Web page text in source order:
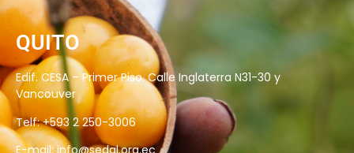
QUITO
Edif. CESA – Primer Piso. Calle Inglaterra N31-30 y
Vancouver
Telf: +593 2 250-3006